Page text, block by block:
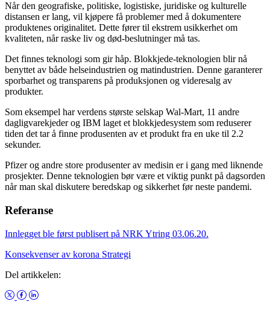
Når den geografiske, politiske, logistiske, juridiske og kulturelle
distansen er lang, vil kjøpere få problemer med å dokumentere
produktenes originalitet. Dette fører til ekstrem usikkerhet om
kvaliteten, når raske liv og død-beslutninger må tas.
Det finnes teknologi som gir håp. Blokkjede-teknologien blir nå
benyttet av både helseindustrien og matindustrien. Denne garanterer
sporbarhet og transparens på produksjonen og videresalg av
produkter.
Som eksempel har verdens største selskap Wal-Mart, 11 andre
dagligvarekjeder og IBM laget et blokkjedesystem som reduserer
tiden det tar å finne produsenten av et produkt fra en uke til 2.2
sekunder.
Pfizer og andre store produsenter av medisin er i gang med liknende
prosjekter. Denne teknologien bør være et viktig punkt på dagsorden
når man skal diskutere beredskap og sikkerhet før neste pandemi.
Referanse
Innlegget ble først publisert på NRK Ytring 03.06.20.
Konsekvenser av korona Strategi
Del artikkelen: